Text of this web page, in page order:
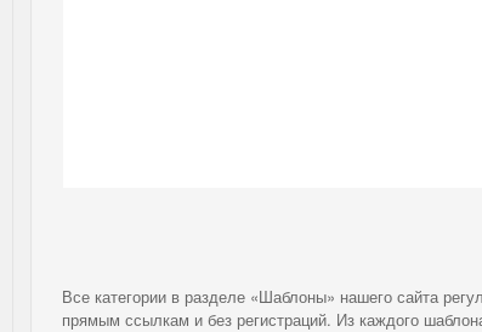
Все категории в разделе «Шаблоны» нашего сайта
прямым ссылкам и без регистраций. Из каждого